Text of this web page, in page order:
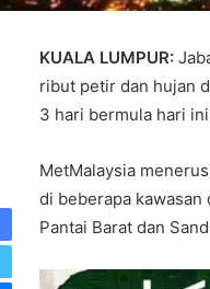
KUALA LUMPUR:
ribut petir dan hujan
3 hari bermula hari
MetMalaysia
di beberapa kawasan
Pantai Barat dan